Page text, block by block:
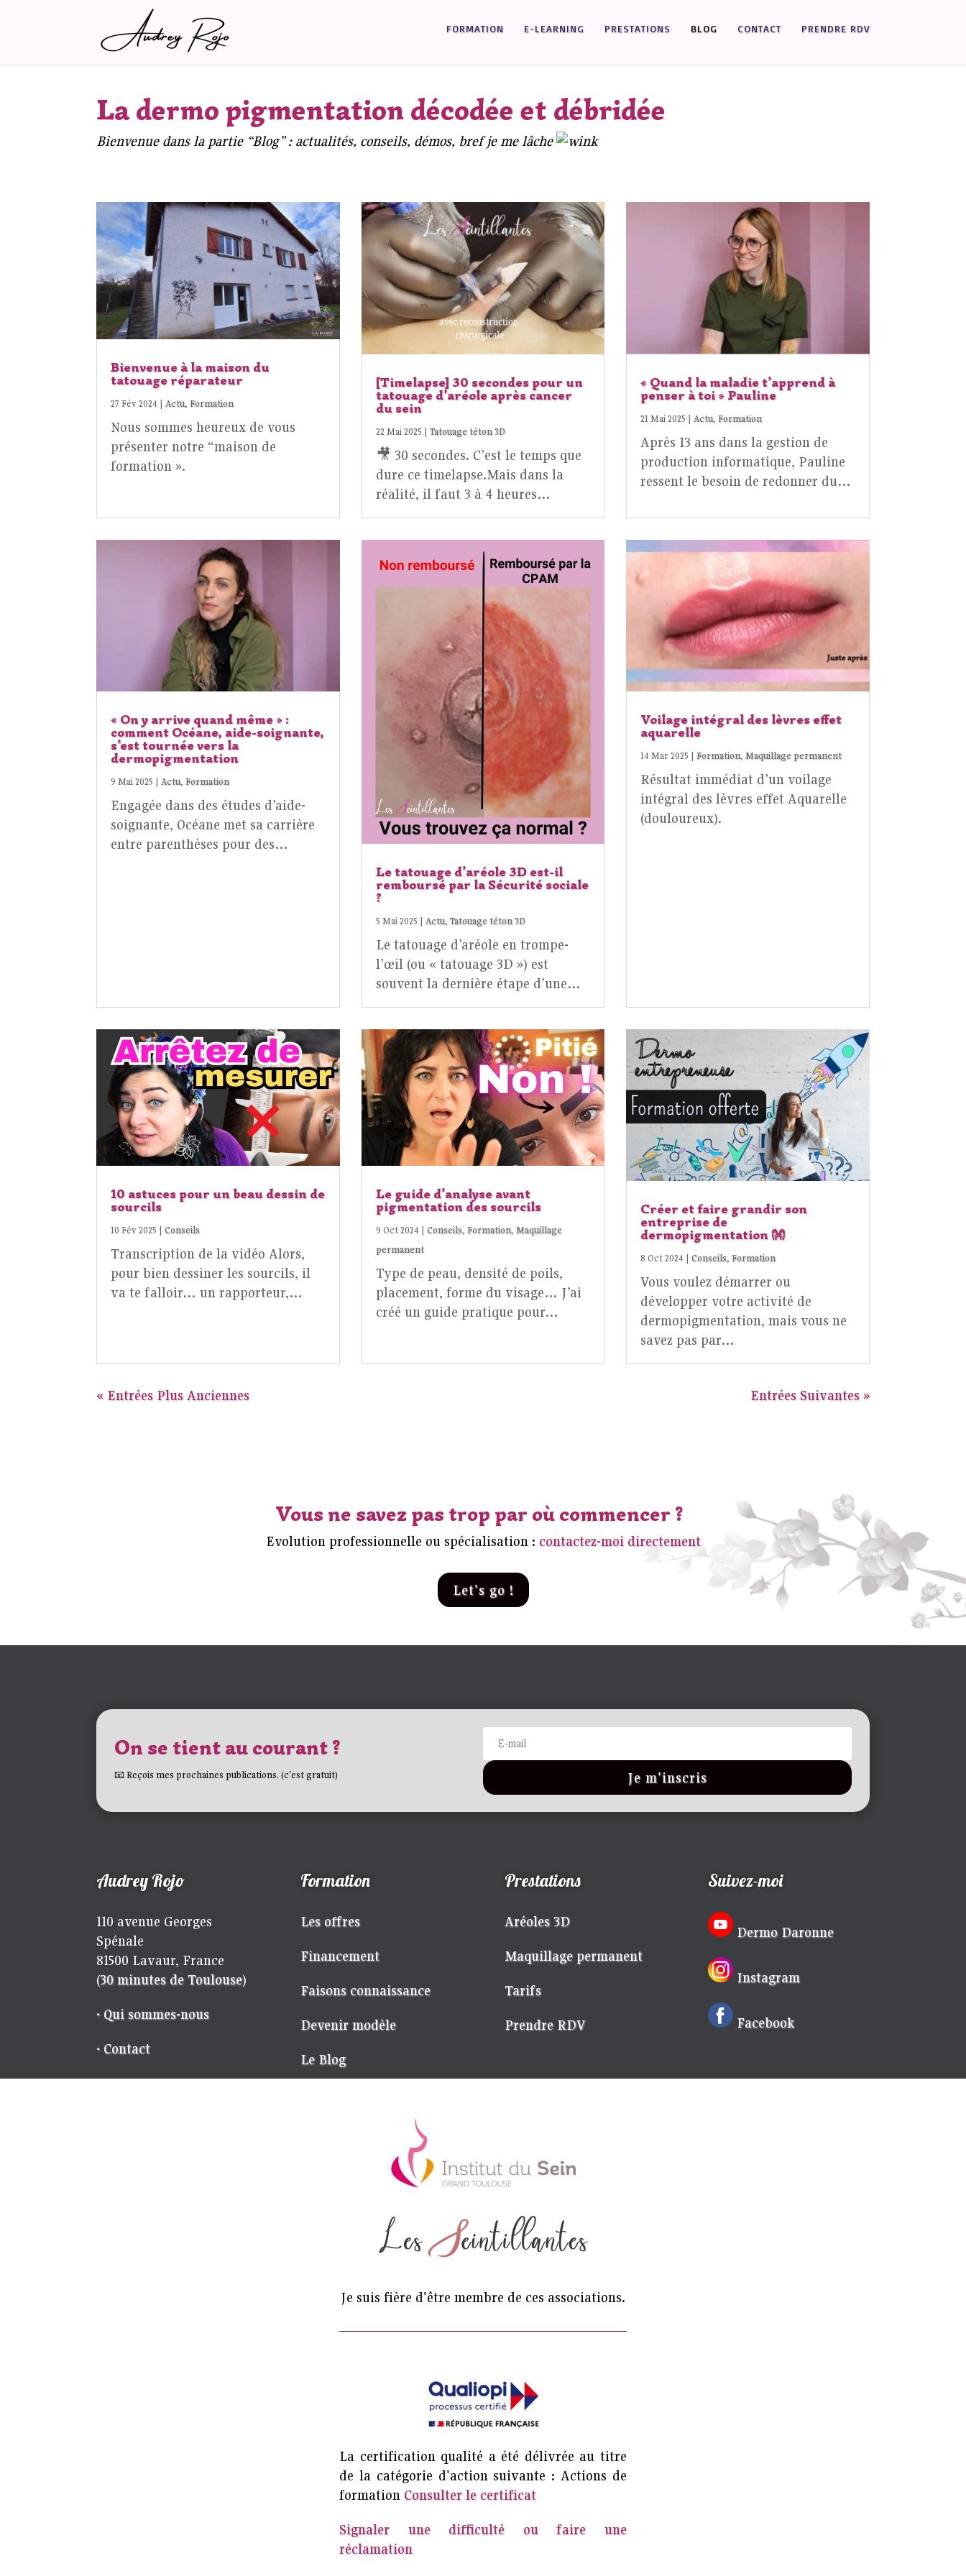
FORMATION E-LEARNING PRESTATIONS BLOG CONTACT PRENDRE RDV
La dermo pigmentation décodée et débridée
Bienvenue dans la partie “Blog” : actualités, conseils, démos, bref je me lâche
Bienvenue à la maison du
tatouage réparateur
27 Fév 2024 |Actu, Formation
Nous sommes heureux de vous
présenter notre “maison de
formation ».
[Timelapse] 30 secondes pour un
tatouage d’aréole après cancer
du sein
22 Mai 2025 | Tatouage téton 3D
🎥 30 secondes. C’est le temps que
dure ce timelapse.Mais dans la
réalité, il faut 3 à 4 heures…
« Quand la maladie t’apprend à
penser à toi » Pauline
21 Mai 2025 |Actu, Formation
Après 13 ans dans la gestion de
production informatique, Pauline
ressent le besoin de redonner du…
« On y arrive quand même » :
comment Océane, aide-soignante,
s’est tournée vers la
dermopigmentation
9 Mai 2025 |Actu, Formation
Engagée dans des études d’aide-
soignante, Océane met sa carrière
entre parenthèses pour des…
Le tatouage d’aréole 3D est-il
remboursé par la Sécurité sociale
?
5 Mai 2025 | Actu, Tatouage téton 3D
Le tatouage d’aréole en trompe-
l’œil (ou « tatouage 3D ») est
souvent la dernière étape d’une…
Voilage intégral des lèvres effet
aquarelle
14 Mar 2025 | Formation,Maquillage permanent
Résultat immédiat d’un voilage
intégral des lèvres effet Aquarelle
(douloureux).
10 astuces pour un beau dessin de
sourcils
10 Fév 2025 |Conseils
Transcription de la vidéo Alors,
pour bien dessiner les sourcils, il
va te falloir… un rapporteur,…
Le guide d’analyse avant
pigmentation des sourcils
9 Oct 2024| Conseils, Formation, Maquillage
permanent
Type de peau, densité de poils,
placement, forme du visage… J’ai
créé un guide pratique pour…
Créer et faire grandir son
entreprise de
dermopigmentation 👐
8 Oct 2024 |Conseils, Formation
Vous voulez démarrer ou
développer votre activité de
dermopigmentation, mais vous ne
savez pas par…
« Entrées Plus Anciennes Entrées Suivantes »
Vous ne savez pas trop par où commencer ?
Evolution professionnelle ou spécialisation : contactez-moi directement
Let's go !
On se tient au courant ?
📧 Reçois mes prochaines publications. (c'est gratuit) Je m'inscris
Audrey Rojo
110 avenue Georges
Spénale
81500 Lavaur, France
(30 minutes de Toulouse)
· Qui sommes-nous
· Contact
Formation
Les offres
Financement
Faisons connaissance
Devenir modèle
Le Blog
Prestations
Aréoles 3D
Maquillage permanent
Tarifs
Prendre RDV
Suivez-moi
Dermo Daronne
Instagram
Facebook
Je suis fière d'être membre de ces associations.
La certification qualité a été délivrée au titre
de la catégorie d'action suivante : Actions de
formation Consulter le certificat
Signaler une difficulté ou faire une
réclamation